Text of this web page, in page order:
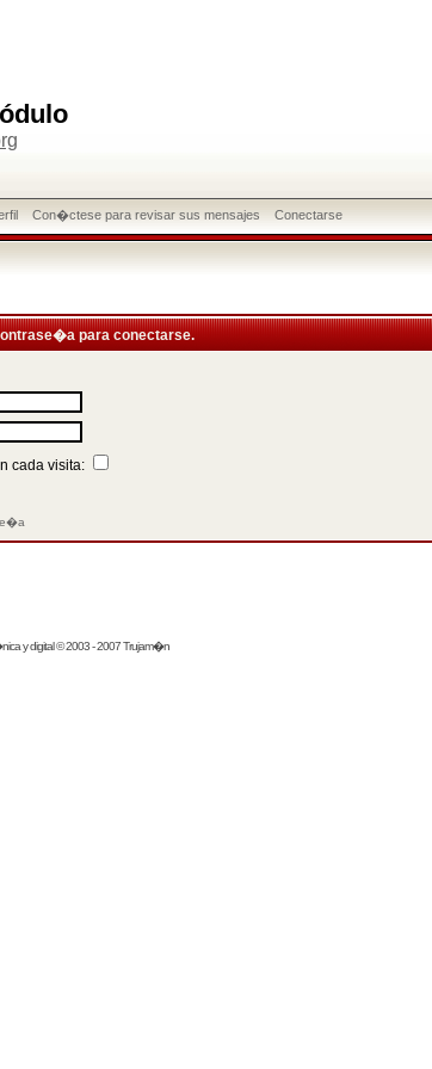
Con�ctese para revisar sus mensajes Conectarse
para conectarse.
cada visita:
y digital © 2003 - 2007 Trujam�n